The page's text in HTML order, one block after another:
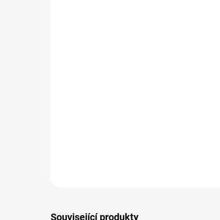
Související produkty